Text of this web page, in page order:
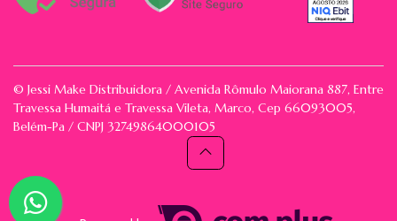
© Jessi Make Distribuidora / Avenida Rômulo Maiorana 887, Entre
Travessa Humaitá e Travessa Vileta, Marco, Cep 66093005,
Belém-Pa / CNPJ 32749864000105